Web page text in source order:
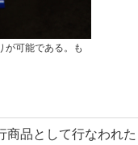
が可能である。も
品として行なわれた